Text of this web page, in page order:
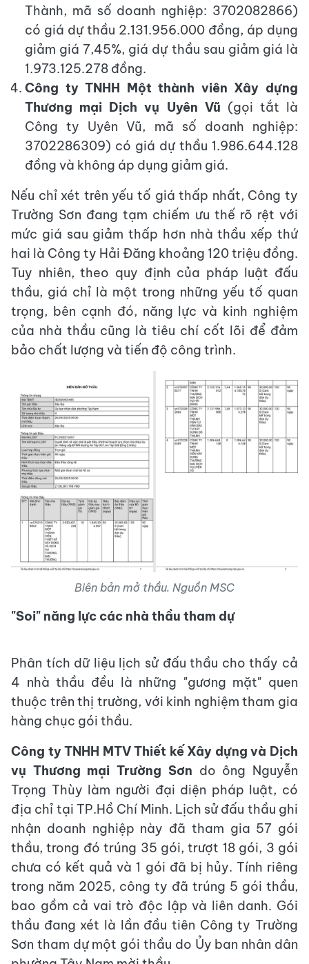
Thành, mã số doanh nghiệp: 3702082866)
có giá dự thầu 2.131.956.000 đồng, áp dụng
giảm giá 7,45%, giá dự thầu sau giảm giá là
1.973.125.278 đồng.
Công ty TNHH Một thành viên Xây dựng
Thương mại Dịch vụ Uyên Vũ (gọi tắt là
Công ty Uyên Vũ, mã số doanh nghiệp:
3702286309) có giá dự thầu 1.986.644.128
đồng và không áp dụng giảm giá.
Nếu chỉ xét trên yếu tố giá thấp nhất, Công ty
Trường Sơn đang tạm chiếm ưu thế rõ rệt với
mức giá sau giảm thấp hơn nhà thầu xếp thứ
hai là Công ty Hải Đăng khoảng 120 triệu đồng.
Tuy nhiên, theo quy định của pháp luật đấu
thầu, giá chỉ là một trong những yếu tố quan
trọng, bên cạnh đó, năng lực và kinh nghiệm
của nhà thầu cũng là tiêu chí cốt lõi để đảm
bảo chất lượng và tiến độ công trình.
Biên bản mở thầu. Nguồn MSC
"Soi" năng lực các nhà thầu tham dự
Phân tích dữ liệu lịch sử đấu thầu cho thấy cả
4 nhà thầu đều là những "gương mặt" quen
thuộc trên thị trường, với kinh nghiệm tham gia
hàng chục gói thầu.
Công ty TNHH MTV Thiết kế Xây dựng và Dịch
vụ Thương mại Trường Sơn do ông Nguyễn
Trọng Thùy làm người đại diện pháp luật, có
địa chỉ tại TP.Hồ Chí Minh. Lịch sử đấu thầu ghi
nhận doanh nghiệp này đã tham gia 57 gói
thầu, trong đó trúng 35 gói, trượt 18 gói, 3 gói
chưa có kết quả và 1 gói đã bị hủy. Tính riêng
trong năm 2025, công ty đã trúng 5 gói thầu,
bao gồm cả vai trò độc lập và liên danh. Gói
thầu đang xét là lần đầu tiên Công ty Trường
Sơn tham dự một gói thầu do Ủy ban nhân dân